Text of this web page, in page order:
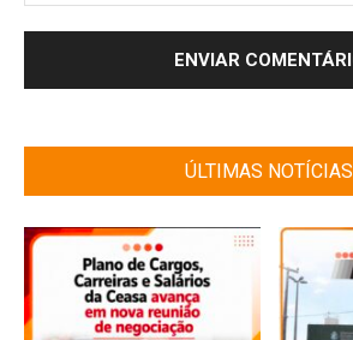
ÚLTIMAS NOTÍCIAS